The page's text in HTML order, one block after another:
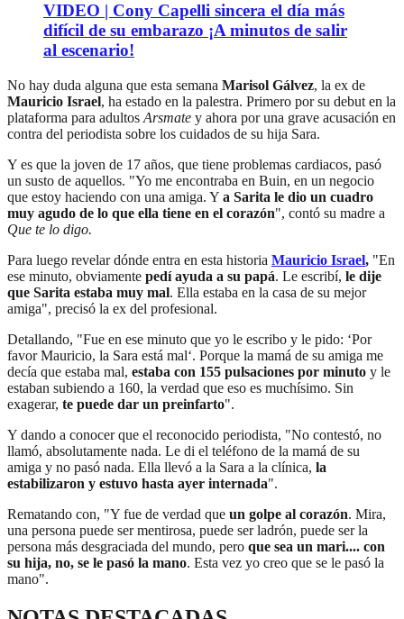
VIDEO | Cony Capelli sincera el día más
difícil de su embarazo ¡A minutos de salir
al escenario!
No hay duda alguna que esta semana Marisol Gálvez, la ex de
Mauricio Israel, ha estado en la palestra. Primero por su debut en la
plataforma para adultos Arsmate y ahora por una grave acusación en
contra del periodista sobre los cuidados de su hija Sara.
Y es que la joven de 17 años, que tiene problemas cardiacos, pasó
un susto de aquellos. "Yo me encontraba en Buin, en un negocio
que estoy haciendo con una amiga. Y a Sarita le dio un cuadro
muy agudo de lo que ella tiene en el corazón", contó su madre a
Que te lo digo.
Para luego revelar dónde entra en esta historia Mauricio Israel, "En
ese minuto, obviamente pedí ayuda a su papá. Le escribí, le dije
que Sarita estaba muy mal. Ella estaba en la casa de su mejor
amiga", precisó la ex del profesional.
Detallando, "Fue en ese minuto que yo le escribo y le pido: ‘Por
favor Mauricio, la Sara está mal‘. Porque la mamá de su amiga me
decía que estaba mal, estaba con 155 pulsaciones por minuto y le
estaban subiendo a 160, la verdad que eso es muchísimo. Sin
exagerar, te puede dar un preinfarto".
Y dando a conocer que el reconocido periodista, "No contestó, no
llamó, absolutamente nada. Le di el teléfono de la mamá de su
amiga y no pasó nada. Ella llevó a la Sara a la clínica, la
estabilizaron y estuvo hasta ayer internada".
Rematando con, "Y fue de verdad que un golpe al corazón. Mira,
una persona puede ser mentirosa, puede ser ladrón, puede ser la
persona más desgraciada del mundo, pero que sea un mari.... con
su hija, no, se le pasó la mano. Esta vez yo creo que se le pasó la
mano".